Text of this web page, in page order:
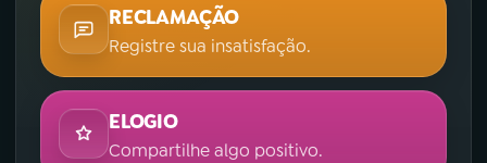
RECLAMAÇÃO
Registre sua insatisfação.
ELOGIO
Compartilhe algo positivo.